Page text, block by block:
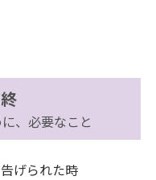
、必要なこと
げられた時